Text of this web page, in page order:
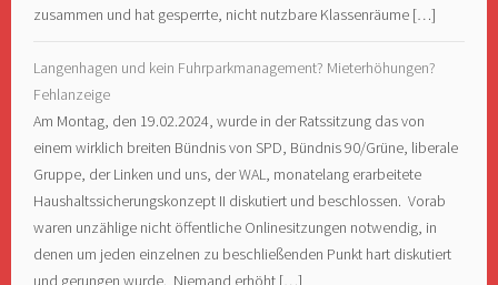
zusammen und hat gesperrte, nicht nutzbare Klassenräume […]
Langenhagen und kein Fuhrparkmanagement? Mieterhöhungen?
Fehlanzeige
Am Montag, den 19.02.2024, wurde in der Ratssitzung das von
einem wirklich breiten Bündnis von SPD, Bündnis 90/Grüne, liberale
Gruppe, der Linken und uns, der WAL, monatelang erarbeitete
Haushaltssicherungskonzept II diskutiert und beschlossen. Vorab
waren unzählige nicht öffentliche Onlinesitzungen notwendig, in
denen um jeden einzelnen zu beschließenden Punkt hart diskutiert
und gerungen wurde. Niemand erhöht […]